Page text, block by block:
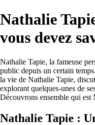
Nathalie
vous devez
Nathalie Tapie, la fameuse
public depuis un certain
la vie de Nathalie Tapie,
explorant quelques-unes de
Découvrons ensemble qui est
Nathalie Tapie :